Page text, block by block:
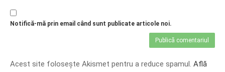
Notifică-mă prin email când sunt publicate articole noi.
Acest site folosește Akismet pentru a reduce spamul. Află